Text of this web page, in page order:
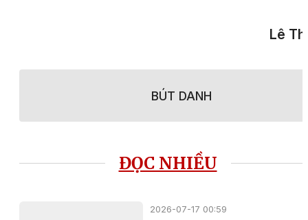
Lê
BÚT DANH
ĐỌC NHIỀU
2026-07-17 00:59